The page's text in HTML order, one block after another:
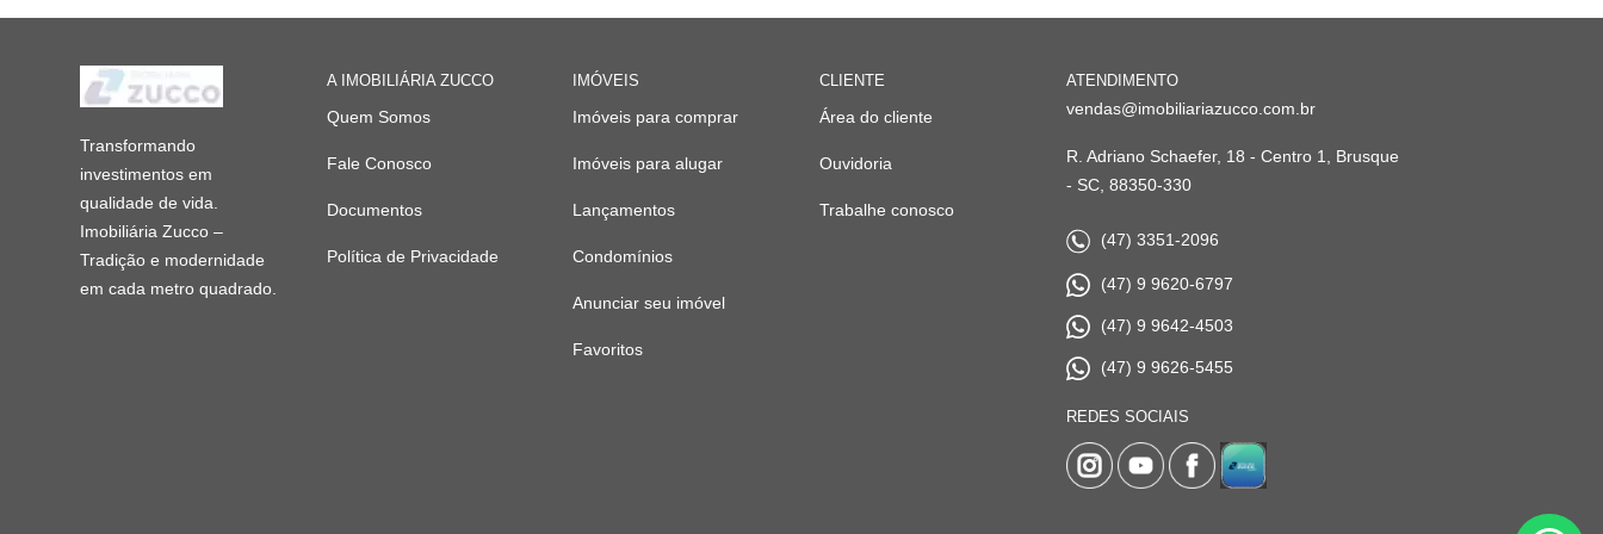
Transformando
investimentos em
qualidade de vida.
Imobiliária Zucco –
Tradição e modernidade
em cada metro quadrado.
A IMOBILIÁRIA ZUCCO
Quem Somos
Fale Conosco
Documentos
Política de Privacidade
IMÓVEIS
Imóveis para comprar
Imóveis para alugar
Lançamentos
Condomínios
Anunciar seu imóvel
Favoritos
CLIENTE
Área do cliente
Ouvidoria
Trabalhe conosco
ATENDIMENTO
vendas@imobiliariazucco.com.br
R. Adriano Schaefer, 18 - Centro 1, Brusque
- SC, 88350-330
(47) 3351-2096
(47) 9 9620-6797
(47) 9 9642-4503
(47) 9 9626-5455
REDES SOCIAIS